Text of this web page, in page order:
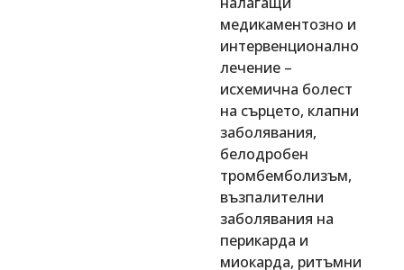
медикаментозно и
интервенционално
лечение –
исхемична болест
на сърцето, клапни
заболявания,
белодробен
тромбемболизъм,
възпалителни
заболявания на
перикарда и
миокарда, ритъмни